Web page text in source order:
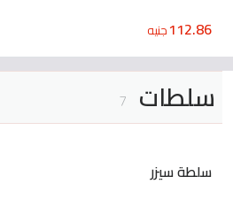
112.86جنيه
سلطات 7
سلطة سيزر